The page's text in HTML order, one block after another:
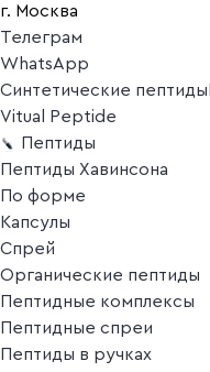
г. Москва
Телеграм
WhatsApp
Синтетические пептиды
Vitual Peptide
Пептиды
Пептиды Хавинсона
По форме
Капсулы
Спрей
Органические пептиды
Пептидные комплексы
Пептидные спреи
Пептиды в ручках